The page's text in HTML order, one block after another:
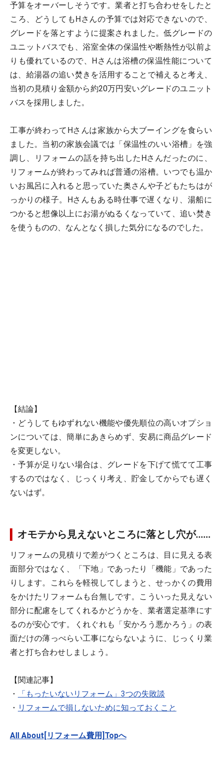
予算をオーバーしそうです。業者と打ち合わせをしたと
ころ、どうしてもHさんの予算では対応できないので、
グレードを落とすように提案されました。低グレードの
ユニットバスでも、浴室全体の保温性や断熱性が以前よ
りも優れているので、Hさんは浴槽の保温性能について
は、給湯器の追い焚きを活用することで補えると考え、
当初の見積り金額から約20万円安いグレードのユニット
バスを採用しました。
工事が終わってHさんは家族から大ブーイングを食らい
ました。当初の家族会議では「保温性のいい浴槽」を強
調し、リフォームの話を持ち出したHさんだったのに、
リフォームが終わってみれば普通の浴槽。いつでも温か
いお風呂に入れると思っていた奥さんや子どもたちはが
っかりの様子。Hさんもある時仕事で遅くなり、湯船に
つかると想像以上にお湯がぬるくなっていて、追い焚き
を使うものの、なんとなく損した気分になるのでした。
【結論】
・どうしてもゆずれない機能や優先順位の高いオプショ
ンについては、簡単にあきらめず、安易に商品グレード
を変更しない。
・予算が足りない場合は、グレードを下げて慌てて工事
するのではなく、じっくり考え、貯金してからでも遅く
ないはず。
オモテから見えないところに落とし穴が……
リフォームの見積りで差がつくところは、目に見える表
面部分ではなく、「下地」であったり「機能」であった
りします。これらを軽視してしまうと、せっかくの費用
をかけたリフォームも台無しです。こういった見えない
部分に配慮をしてくれるかどうかを、業者選定基準にす
るのが安心です。くれぐれも「安かろう悪かろう」の表
面だけの薄っぺらい工事にならないように、じっくり業
者と打ち合わせしましょう。
【関連記事】
・
「もったいないリフォーム」3つの失敗談
・ リフォームで損しないために知っておくこと
All About[リフォーム費用]Topへ